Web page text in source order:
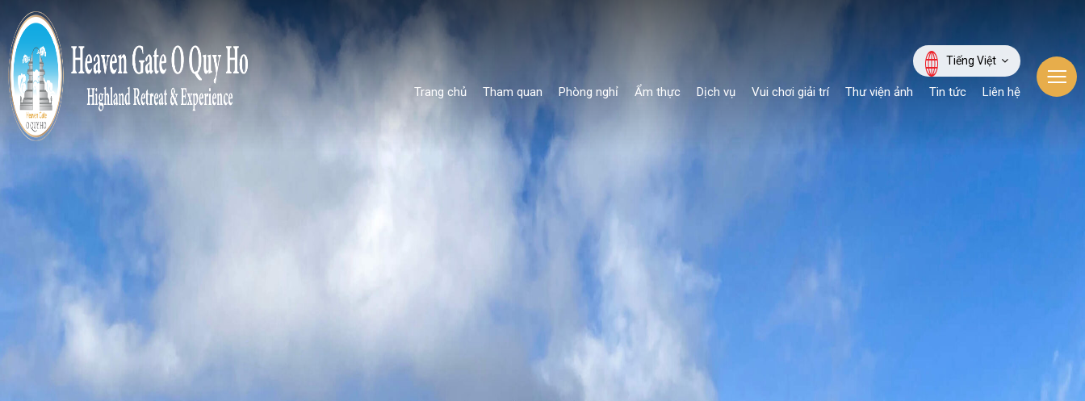
Tiếng Việt
Trang chủ Tham quan Phòng nghỉ Ẩm thực Dịch vụ Vui chơi giải trí Thư viện ảnh Tin tức Liên hệ